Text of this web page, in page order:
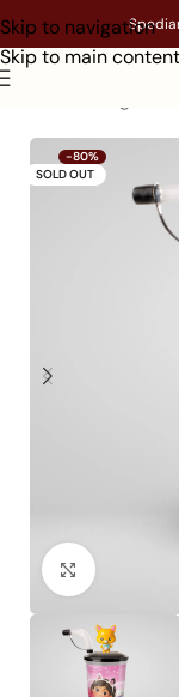
Skip to navigation
Skip to main content
-80%
SOLD OUT
Click to